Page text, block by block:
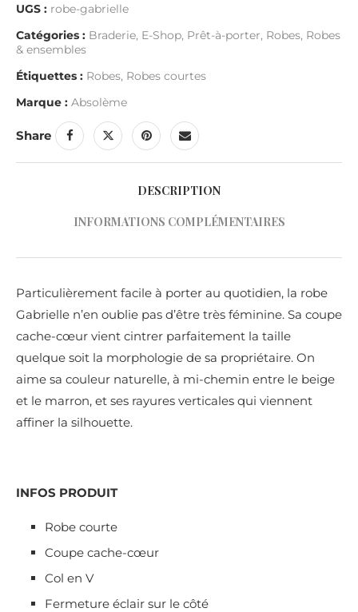
UGS : robe-gabrielle
Catégories : Braderie, E-Shop, Prêt-à-porter, Robes, Robes
& ensembles
Étiquettes : Robes, Robes courtes
Marque : Absolème
Share
DESCRIPTION
INFORMATIONS COMPLÉMENTAIRES
Particulièrement facile à porter au quotidien, la robe
Gabrielle n’en oublie pas d’être très féminine. Sa coupe
cache-cœur vient cintrer parfaitement la taille
quelque soit la morphologie de sa propriétaire. On
aime sa couleur naturelle, à mi-chemin entre le beige
et le marron, et ses rayures verticales qui viennent
affiner la silhouette.
INFOS PRODUIT
Robe courte
Coupe cache-cœur
Col en V
Fermeture éclair sur le côté